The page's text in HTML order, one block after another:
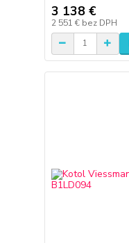
3 138 €
2 551 € bez DPH